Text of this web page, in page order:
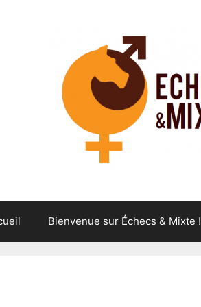
Bienvenue sur Échecs & Mixte !